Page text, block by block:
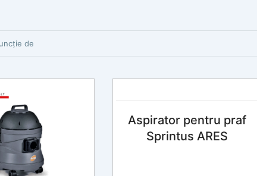
Aspirator pentru praf
Sprintus ARES